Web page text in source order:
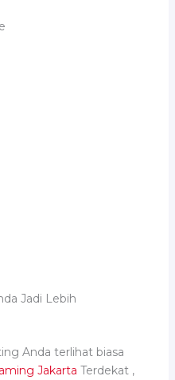
Jadi Lebih
Anda terlihat biasa
Jakarta Terdekat ,